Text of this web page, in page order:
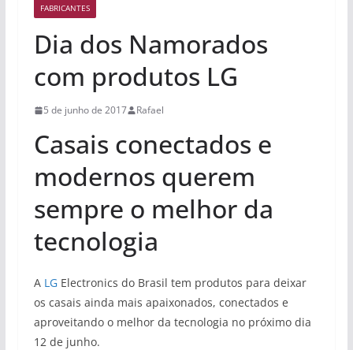
FABRICANTES
Dia dos Namorados
com produtos LG
5 de junho de 2017 Rafael
Casais conectados e
modernos querem
sempre o melhor da
tecnologia
A LGElectronics do Brasil tem produtos para deixar
os casais ainda mais apaixonados, conectados e
aproveitando o melhor da tecnologia no próximo dia
12 de junho.